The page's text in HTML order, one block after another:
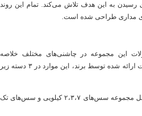
رسیدن به این هدف تلاش می‌کند. تمام این روند
مداری طراحی شده است.
این مجموعه در چاشنی‌های مختلف خلاصه
می‌شوند. با توجه به اطلاعات ارائه شده توسط برند، این موارد در ۳ دسته زیر
محصولات گروه هورکا (شامل مجموعه سس‌های ۲،۳،۷ کیلویی و سس‌های تک